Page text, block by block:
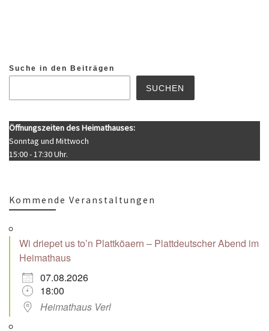
Suche in den Beiträgen
SUCHEN
Öffnungszeiten des Heimathauses:
Sonntag und Mittwoch
15:00 - 17:30 Uhr.
Kommende Veranstaltungen
Wi driepet us to’n Plattköaern – Plattdeutscher Abend im
Heimathaus
07.08.2026
18:00
Heimathaus Verl